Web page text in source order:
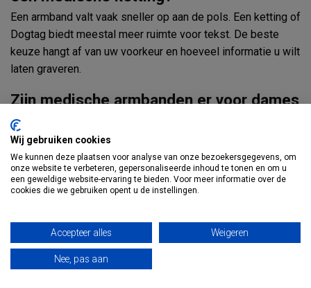
Een armband valt vaak sneller op aan de pols. Een ketting of
Dogtag biedt meestal meer ruimte voor tekst. De beste
keuze hangt af van uw voorkeur en hoeveel informatie u wilt
laten graveren.
Zijn medische armbanden er voor dames
en heren?
Ja, er zijn medische armbanden voor dames en heren.
Dames kiezen vaak voor fijne metalen, RVS of rosé gouden
modellen. Heren kiezen vaak voor leer, zwart staal, RVS of
een Dogtag ketting.
Zijn er medische armbanden voor
kinderen?
Ja, er zijn ook medische armbanden voor kinderen. Deze
Wij gebruiken cookies
We kunnen deze plaatsen voor analyse van onze bezoekersgegevens, om
onze website te verbeteren, gepersonaliseerde inhoud te tonen en om u
een geweldige website-ervaring te bieden. Voor meer informatie over de
cookies die we gebruiken opent u de instellingen.
Accepteer alles Weigeren
Nee, pas aan